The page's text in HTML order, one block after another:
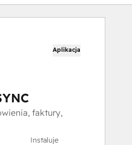
Aplikacja
faktury,
Instaluje